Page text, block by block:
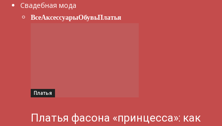
Свадебная мода
ВсеАксессуарыОбувьПлатья
Платья
Платья фасона «принцесса»: как